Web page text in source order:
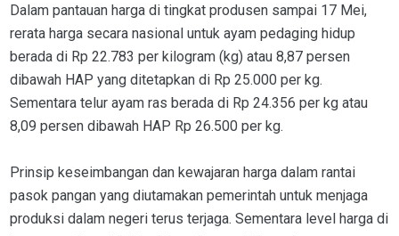
Dalam pantauan harga di tingkat produsen sampai 17 Mei,
rerata harga secara nasional untuk ayam pedaging hidup
berada di Rp 22.783 per kilogram (kg) atau 8,87 persen
dibawah HAP yang ditetapkan di Rp 25.000 per kg.
Sementara telur ayam ras berada di Rp 24.356 per kg atau
8,09 persen dibawah HAP Rp 26.500 per kg.
Prinsip keseimbangan dan kewajaran harga dalam rantai
pasok pangan yang diutamakan pemerintah untuk menjaga
produksi dalam negeri terus terjaga. Sementara level harga di